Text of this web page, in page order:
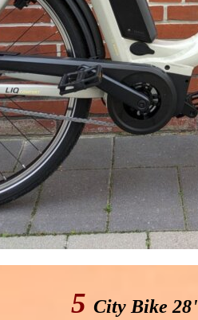
5 City Bike